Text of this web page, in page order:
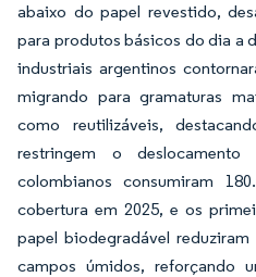
abaixo do papel revestido,
para produtos básicos do dia a
industriais argentinos
migrando para gramaturas
como reutilizáveis,
restringem o
colombianos consumiram
cobertura em 2025, e os
papel biodegradável
campos úmidos, reforçando